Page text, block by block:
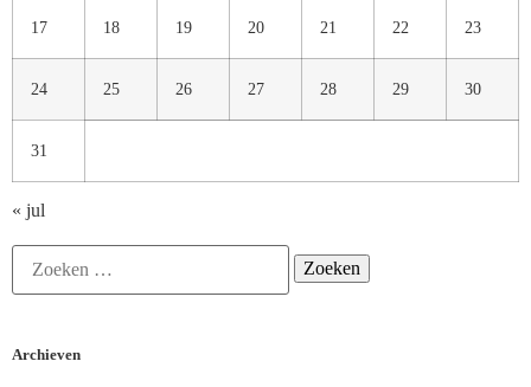
17 18 19 20 21 22 23
24 25 26 27 28 29 30
31
« jul
Archieven